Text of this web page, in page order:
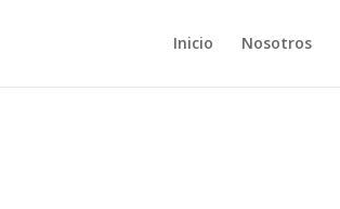
Inicio Nosotros